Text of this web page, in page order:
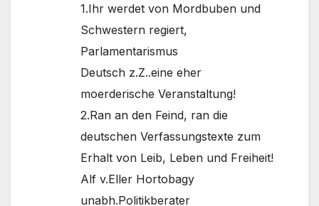
1.Ihr werdet von Mordbuben und
Schwestern regiert,
Parlamentarismus
Deutsch z.Z..eine eher
moerderische Veranstaltung!
2.Ran an den Feind, ran die
deutschen Verfassungstexte zum
Erhalt von Leib, Leben und Freiheit!
Alf v.Eller Hortobagy
unabh.Politikberater